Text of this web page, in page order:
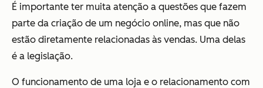
É importante ter muita atenção a questões que fazem
parte da criação de um negócio online, mas que não
estão diretamente relacionadas às vendas. Uma delas
é a legislação.
O funcionamento de uma loja e o relacionamento com